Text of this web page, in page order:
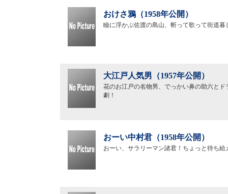
おけさ鴉（1958年公開）
瞼に浮かぶ佐渡の島山、斬って歌って街道
大江戸人気男（1957年公開）
花のお江戸の名物男、でっかい鼻の助六と
劇！
おーい中村君（1958年公開）
おーい、サラリーマン諸君！ちょっと待ち